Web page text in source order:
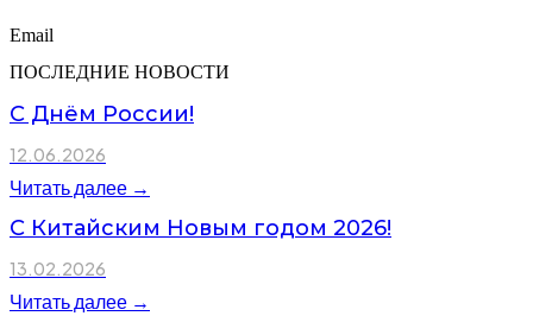
Email
ПОСЛЕДНИЕ НОВОСТИ
С Днём России!
12.06.2026
Читать далее →
С Китайским Новым годом 2026!
13.02.2026
Читать далее →